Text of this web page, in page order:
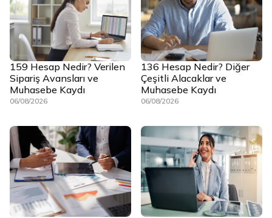
159 Hesap Nedir? Verilen
Sipariş Avansları ve
Muhasebe Kaydı
06/08/2026
136 Hesap Nedir? Diğer
Çeşitli Alacaklar ve
Muhasebe Kaydı
06/08/2026